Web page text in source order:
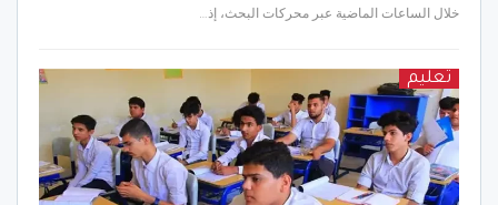
خلال الساعات الماضية عبر محركات البحث، إذ…
تعليم